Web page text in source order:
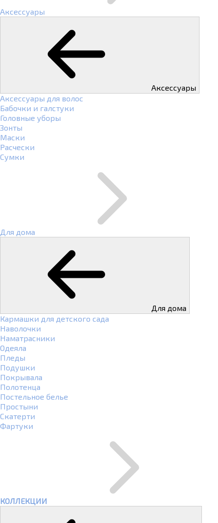
Аксессуары
Аксессуары
Аксессуары для волос
Бабочки и галстуки
Головные уборы
Зонты
Маски
Расчески
Сумки
Для дома
Для дома
Кармашки для детского сада
Наволочки
Наматрасники
Одеяла
Пледы
Подушки
Покрывала
Полотенца
Постельное белье
Простыни
Скатерти
Фартуки
КОЛЛЕКЦИИ